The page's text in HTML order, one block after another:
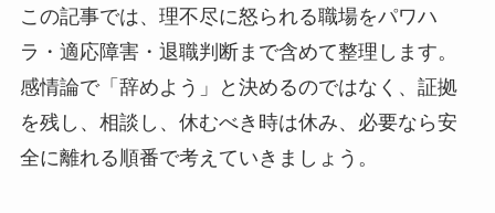
この記事では、理不尽に怒られる職場をパワハ
ラ・適応障害・退職判断まで含めて整理します。
感情論で「辞めよう」と決めるのではなく、証拠
を残し、相談し、休むべき時は休み、必要なら安
全に離れる順番で考えていきましょう。